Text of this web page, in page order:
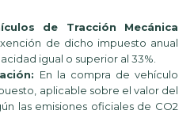
de Tracción Mecánica
de dicho impuesto anual
igual o superior al 33%.
En la compra de vehículo
aplicable sobre el valor del
las emisiones oficiales de CO2